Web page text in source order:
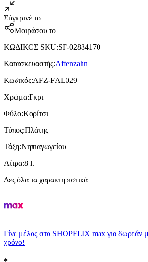
Σύγκρινέ το
Μοιράσου το
ΚΩΔΙΚΟΣ SKU:SF-02884170
Κατασκευαστής:Affenzahn
Κωδικός:ΑFΖ-FΑL029
Χρώμα:Γκρι
Φύλο:Κορίτσι
Τύπος:Πλάτης
Τάξη:Νηπιαγωγείου
Λίτρα:8 lt
Δες όλα τα χαρακτηριστικά
Γίνε μέλος στο SHOPFLIX max για δωρεάν
χρόνο!